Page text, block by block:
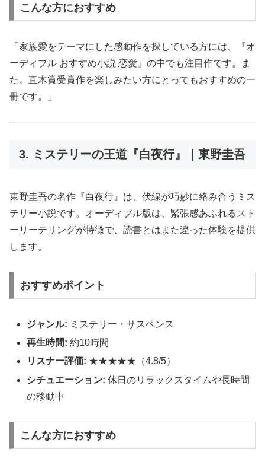
こんな方におすすめ
「家族愛をテーマにした感動作を探している方には、『オ
ーディブル おすすめ小説 恋愛』の中でも注目作です。ま
た、直木賞受賞作を楽しみたい方にとってもおすすめの一
冊です。」
3. ミステリーの王道『白夜行』｜東野圭吾
東野圭吾の名作『白夜行』は、伏線が巧妙に絡み合うミス
テリー小説です。オーディブル版は、緊張感あふれるスト
ーリーテリングが特徴で、読書とはまた違った体験を提供
します。
おすすめポイント
ジャンル: ミステリー・サスペンス
再生時間: 約10時間
リスナー評価: ★★★★★（4.8/5）
シチュエーション: 休日のリラックスタイムや長時間
の移動中
こんな方におすすめ